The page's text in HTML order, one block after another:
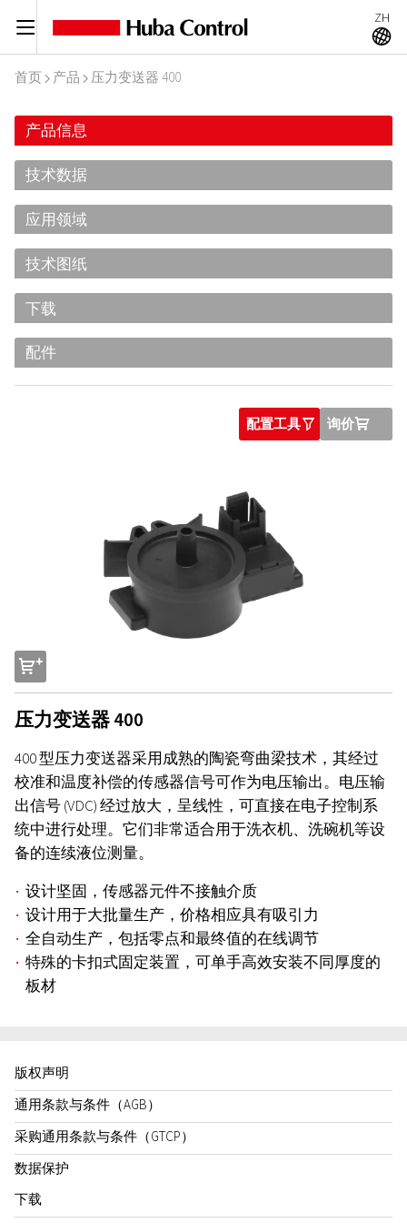
C ZH
A
首页 I 产品 I 压力变送器 400
产品信息
技术数据
应用领域
技术图纸
下载
配件
配置工具O 询价U
s
压力变送器 400
400 型压力变送器采用成熟的陶瓷弯曲梁技术，其经过
校准和温度补偿的传感器信号可作为电压输出。电压输
出信号 (VDC) 经过放大，呈线性，可直接在电子控制系
统中进行处理。它们非常适合用于洗衣机、洗碗机等设
备的连续液位测量。
设计坚固，传感器元件不接触介质
设计用于大批量生产，价格相应具有吸引力
全自动生产，包括零点和最终值的在线调节
特殊的卡扣式固定装置，可单手高效安装不同厚度的
板材
版权声明
通用条款与条件（AGB）
采购通用条款与条件（GTCP）
数据保护
下载